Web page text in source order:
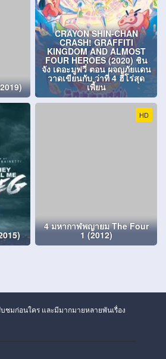
CRAYON SHIN-CHAN
CRASH! GRAFFITI
KINGDOM AND ALMOST
FOUR HEROES (2020) ชิน
จัง เดอะมูฟวี่ ตอน ผจญภัยแดน
วาดเขียนกับ ว่าที่ 4 ฮีโร่สุด
เพี้ยน
HD
4 มหากาฬพญายม The Four
1 (2012)
ชมก่อนใคร และมีมากมายหลายพันเรื่อง